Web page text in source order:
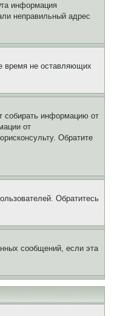
информация
неправильный адрес
время не оставляющих
собирать информацию от
от
Обратите
Обратитесь
сообщений, если эта